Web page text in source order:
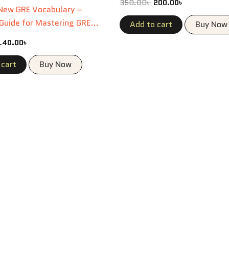
GRE Vocabulary –
for Mastering GRE
৳
Buy Now
350.00৳ 200.00৳
Add to cart Buy Now